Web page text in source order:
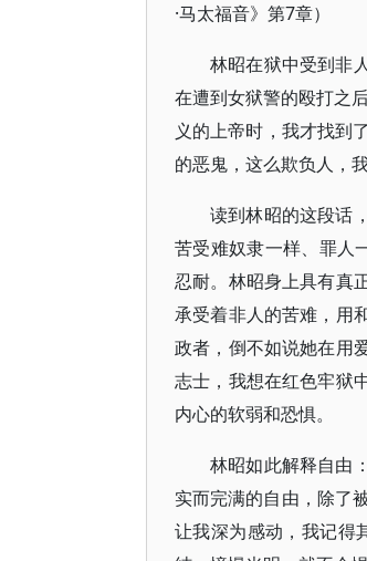
·马太福音》第7章）
林昭在狱中受到非
在遭到女狱警的殴打之
义的上帝时，我才找到
的恶鬼，这么欺负人，
读到林昭的这段话
苦受难奴隶一样、罪人
忍耐。林昭身上具有真
承受着非人的苦难，用
政者，倒不如说她在用
志士，我想在红色牢狱
内心的软弱和恐惧。
林昭如此解释自由
实而完满的自由，除了
让我深为感动，我记得